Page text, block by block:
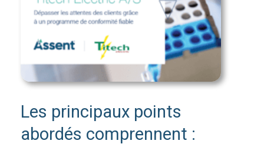
Les principaux points
abordés comprennent :